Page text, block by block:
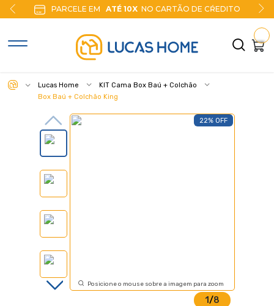
PARCELE EM ATÉ 10X NO CARTÃO DE CŔEDITO
Lucas Home
KIT Cama Box Baú + Colchão
Box Baú + Colchão King
22% OFF
1/8
Posicione o mouse sobre a imagem para zoom